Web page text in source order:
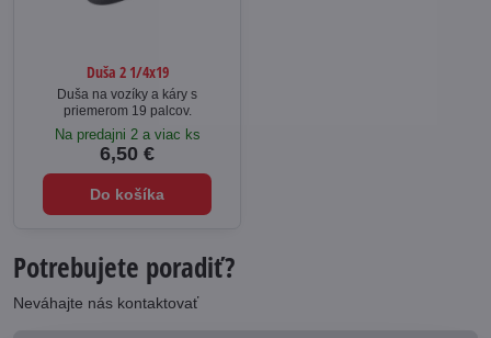
Duša 2 1/4x19
Duša na vozíky a káry s
priemerom 19 palcov.
Na predajni 2 a viac ks
6,50 €
Do košíka
Potrebujete poradiť?
Neváhajte nás kontaktovať